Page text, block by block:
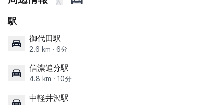
駅
御代田駅
2.6 km · 6分
信濃追分駅
4.8 km · 10分
中軽井沢駅